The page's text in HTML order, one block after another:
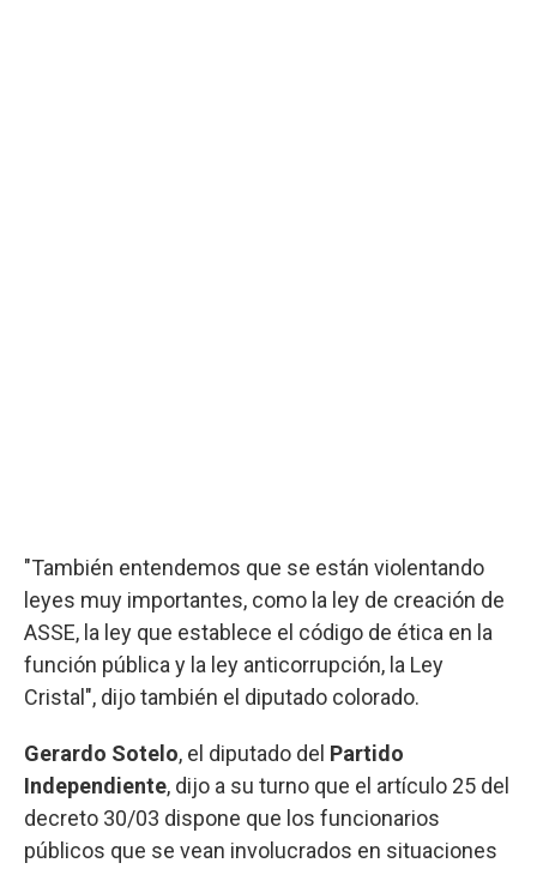
"También entendemos que se están violentando
leyes muy importantes, como la ley de creación de
ASSE, la ley que establece el código de ética en la
función pública y la ley anticorrupción, la Ley
Cristal", dijo también el diputado colorado.
Gerardo Sotelo, el diputado del Partido
Independiente, dijo a su turno que el artículo 25 del
decreto 30/03 dispone que los funcionarios
públicos que se vean involucrados en situaciones